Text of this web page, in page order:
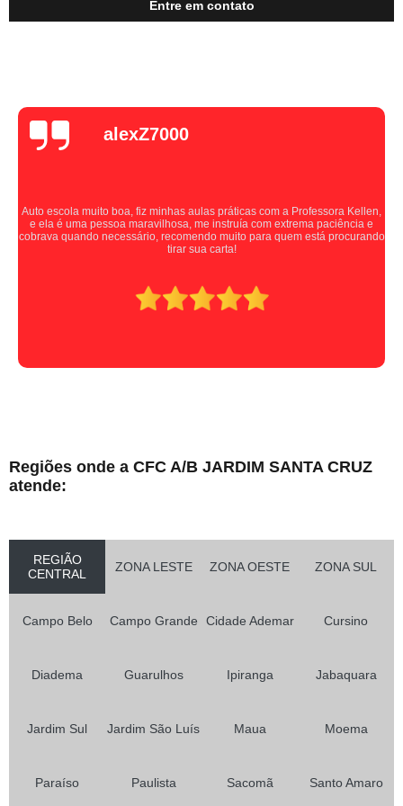
Entre em contato
alexZ7000
Auto escola muito boa, fiz minhas aulas práticas com a Professora Kellen,
e ela é uma pessoa maravilhosa, me instruía com extrema paciência e
cobrava quando necessário, recomendo muito para quem está procurando
tirar sua carta!
Regiões onde a CFC A/B JARDIM SANTA CRUZ
atende:
REGIÃO
CENTRAL
ZONA LESTE ZONA OESTE ZONA SUL
Campo Belo Campo Grande Cidade Ademar Cursino
Diadema Guarulhos Ipiranga Jabaquara
Jardim Sul Jardim São Luís Maua Moema
Paraíso Paulista Sacomã Santo Amaro